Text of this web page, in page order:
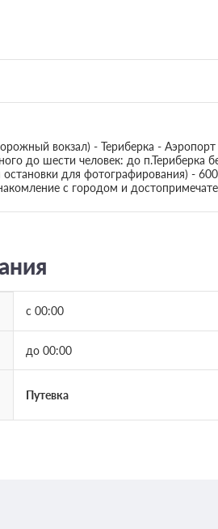
вокзал) - Териберка -
до шести человек: до п.Териберка
для фотографирования) -
с городом и
с 00:00
до 00:00
Путевка